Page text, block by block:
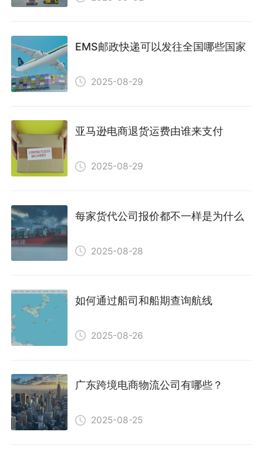
EMS邮政快递可以发往全国哪些国家
2025-08-29
亚马逊电商退货运费由谁来支付
2025-08-29
每家货代公司报价都不一样是为什么
2025-08-28
如何通过船司和船期查询航线
2025-08-26
广东跨境电商物流公司有哪些？
2025-08-25